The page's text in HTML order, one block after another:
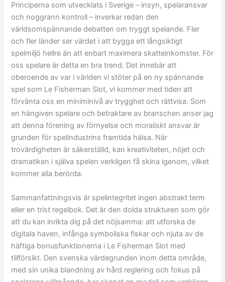
Principerna som utvecklats i Sverige – insyn, spelaransvar
och noggrann kontroll – inverkar redan den
världsomspännande debatten om tryggt spelande. Fler
och fler länder ser värdet i att bygga ett långsiktigt
spelmiljö hellre än att enbart maximera skatteinkomster. För
oss spelare är detta en bra trend. Det innebär att
oberoende av var i världen vi stöter på en ny spännande
spel som Le Fisherman Slot, vi kommer med tiden att
förvänta oss en miniminivå av trygghet och rättvisa. Som
en hängiven spelare och betraktare av branschen anser jag
att denna förening av förnyelse och moraliskt ansvar är
grunden för spelindustrins framtida hälsa. När
trovärdigheten är säkerställd, kan kreativiteten, nöjet och
dramatiken i själva spelen verkligen få skina igenom, vilket
kommer alla berörda.
Sammanfattningsvis är spelintegritet ingen abstrakt term
eller en trist regelbok. Det är den dolda strukturen som gör
att du kan inrikta dig på det nöjsamma: att utforska de
digitala haven, infånga symboliska fiskar och njuta av de
häftiga bonusfunktionerna i Le Fisherman Slot med
tillförsikt. Den svenska värdegrunden inom detta område,
med sin unika blandning av hård reglering och fokus på